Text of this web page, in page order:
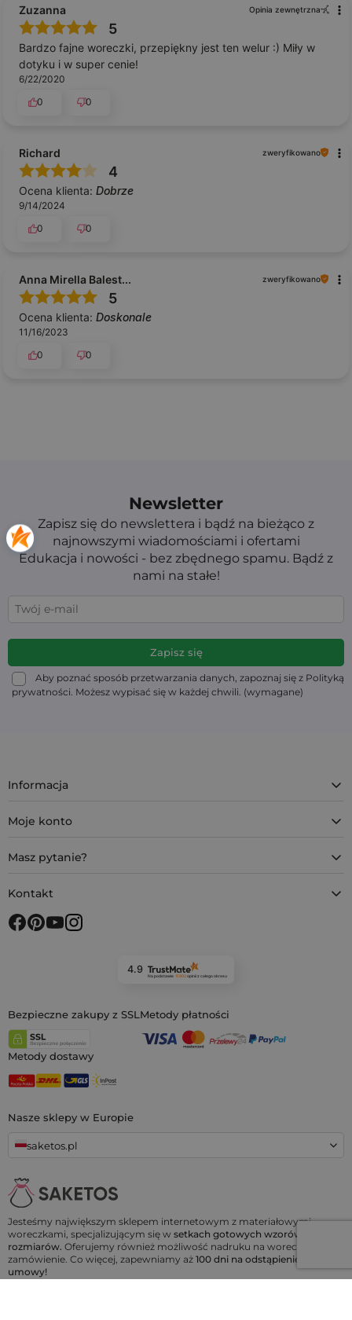
Zuzanna Opinia zewnętrzna
5
Bardzo fajne woreczki, przepiękny jest ten welur :) Miły w
dotyku i w super cenie!
6/22/2020
0
0
Richard zweryfikowano
4
Ocena klienta: Dobrze
9/14/2024
0
0
Anna Mirella Balest... zweryfikowano
5
Ocena klienta: Doskonale
11/16/2023
0
0
Newsletter
Zapisz się do newslettera i bądź na bieżąco z
najnowszymi wiadomościami i ofertami
Edukacja i nowości - bez zbędnego spamu. Bądź z
nami na stałe!
Aby poznać sposób przetwarzania danych, zapoznaj się z Polityką
prywatności. Możesz wypisać się w każdej chwili. (wymagane)
Jesteśmy największym sklepem internetowym z materiałowymi
woreczkami, specjalizującym się w setkach gotowych wzorów i
rozmiarów. Oferujemy również możliwość nadruku na woreczkach na
zamówienie. Co więcej, zapewniamy aż 100 dni na odstąpienie od
umowy!
Nasze sklepy w Europie
saketos.pl
Informacja
Moje konto
Masz pytanie?
Kontakt
4.9
Na podstawie 11 902opiniiz całego okresu
Bezpieczne zakupy z SSLMetody płatności
Metody dostawy